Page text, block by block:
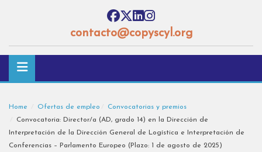
contacto@copyscyl.org
Home Ofertas de empleo
Convocatorias y premios
Convocatoria: Director/a (AD, grado 14) en la Dirección de
Interpretación de la Dirección General de Logística e Interpretación de
Conferencias – Parlamento Europeo (Plazo: 1 de agosto de 2025)